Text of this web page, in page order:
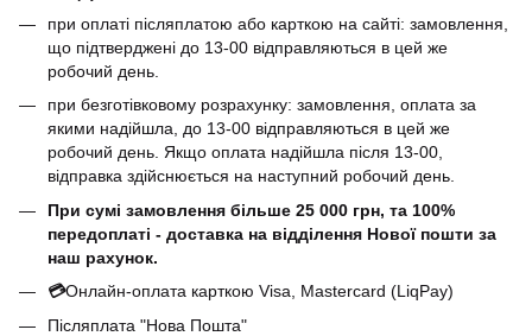
при оплаті післяплатою або карткою на сайті: замовлення,
що підтверджені до 13-00 відправляються в цей же
робочий день.
при безготівковому розрахунку: замовлення, оплата за
якими надійшла, до 13-00 відправляються в цей же
робочий день. Якщо оплата надійшла після 13-00,
відправка здійснюється на наступний робочий день.
При сумі замовлення більше 25 000 грн, та 100%
передоплаті - доставка на відділення Нової пошти за
наш рахунок.
💳Онлайн-оплата карткою Visa, Mastercard (LiqPay)
Післяплата "Нова Пошта"